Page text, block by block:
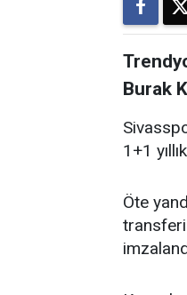
Burak
1+1
Öte